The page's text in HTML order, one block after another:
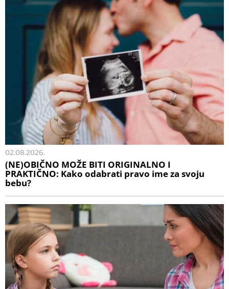
02.08.2026.
(NE)OBIČNO MOŽE BITI ORIGINALNO I
PRAKTIČNO: Kako odabrati pravo ime za svoju
bebu?